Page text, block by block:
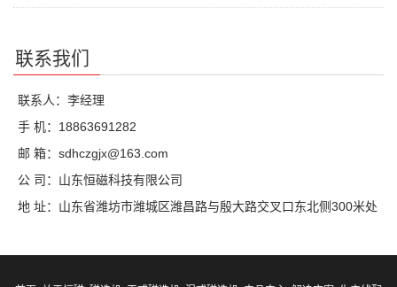
联系我们
联系人：李经理
手 机：18863691282
邮 箱：sdhczgjx@163.com
公 司：山东恒磁科技有限公司
地 址：山东省潍坊市潍城区潍昌路与殷大路交叉口东北侧300米处